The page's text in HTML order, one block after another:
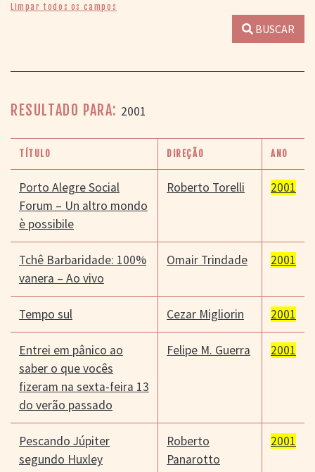
Limpar todos os campos
BUSCAR
RESULTADO PARA: 2001
TÍTULO DIREÇÃO ANO
Porto Alegre Social
Forum – Un altro mondo
è possibile
Roberto Torelli 2001
Tchê Barbaridade: 100%
vanera – Ao vivo
Omair Trindade 2001
Tempo sul Cezar Migliorin 2001
Entrei em pânico ao
saber o que vocês
fizeram na sexta-feira 13
do verão passado
Felipe M. Guerra 2001
Pescando Júpiter
segundo Huxley
Roberto
Panarotto
2001